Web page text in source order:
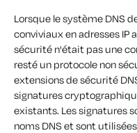
Lorsque le système DNS
conviviaux en adresses IP
sécurité n'était pas une
resté un protocole non
extensions de sécurité
signatures
existants. Les signatures
noms DNS et sont